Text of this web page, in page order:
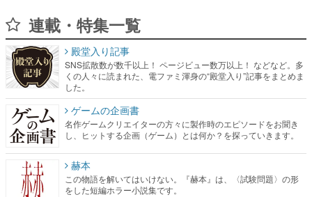
連載・特集一覧
殿堂入り記事
SNS拡散数が数千以上！ ページビュー数万以上！ などなど。多
くの人々に読まれた、電ファミ渾身の“殿堂入り”記事をまとめま
した。
ゲームの企画書
名作ゲームクリエイターの方々に製作時のエピソードをお聞き
し、ヒットする企画（ゲーム）とは何か？を探っていきます。
赫本
この物語を解いてはいけない。『赫本』は、〈試験問題〉の形
をした短編ホラー小説集です。